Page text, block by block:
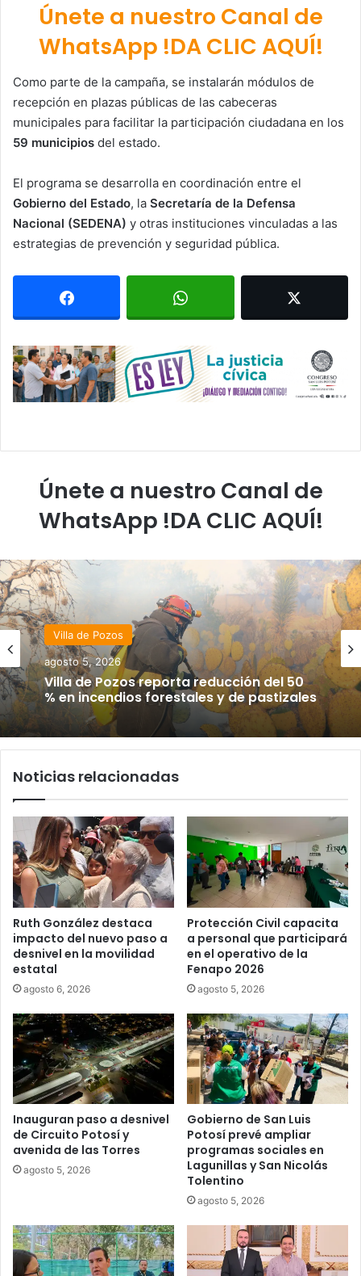
Únete a nuestro Canal de
WhatsApp !DA CLIC AQUÍ!
Como parte de la campaña, se instalarán módulos de
recepción en plazas públicas de las cabeceras
municipales para facilitar la participación ciudadana en los
59 municipios del estado.
El programa se desarrolla en coordinación entre el
Gobierno del Estado, la Secretaría de la Defensa
Nacional (SEDENA) y otras instituciones vinculadas a las
estrategias de prevención y seguridad pública.
Únete a nuestro Canal de
WhatsApp !DA CLIC AQUÍ!
Villa de Pozos
agosto 5, 2026
Villa de Pozos reporta reducción del 50
% en incendios forestales y de pastizales
Noticias relacionadas
Ruth González destaca
impacto del nuevo paso a
desnivel en la movilidad
estatal
agosto 6, 2026
Protección Civil capacita
a personal que participará
en el operativo de la
Fenapo 2026
agosto 5, 2026
Inauguran paso a desnivel
de Circuito Potosí y
avenida de las Torres
agosto 5, 2026
Gobierno de San Luis
Potosí prevé ampliar
programas sociales en
Lagunillas y San Nicolás
Tolentino
agosto 5, 2026